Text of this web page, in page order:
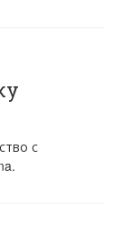
с